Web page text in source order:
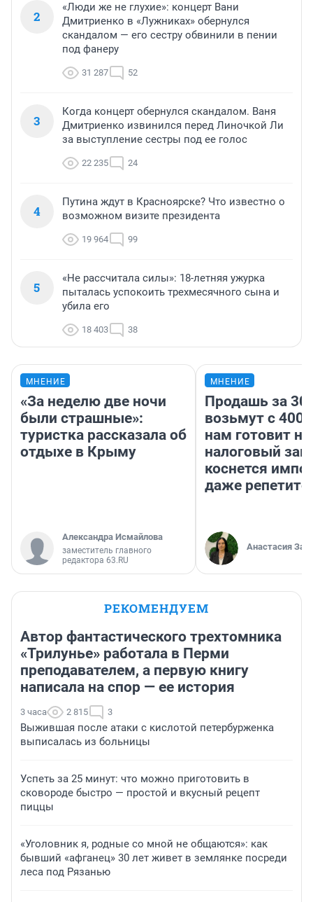
2
«Люди же не глухие»: концерт Вани
Дмитриенко в «Лужниках» обернулся
скандалом — его сестру обвинили в пении
под фанеру
31 287 52
3
Когда концерт обернулся скандалом. Ваня
Дмитриенко извинился перед Линочкой Ли
за выступление сестры под ее голос
22 235 24
4
Путина ждут в Красноярске? Что известно о
возможном визите президента
19 964 99
5
«Не рассчитала силы»: 18-летняя ужурка
пыталась успокоить трехмесячного сына и
убила его
18 403 38
МНЕНИЕ
«За неделю две ночи
были страшные»:
туристка рассказала об
отдыхе в Крыму
Александра Исмайлова
заместитель главного
редактора 63.RU
МНЕНИЕ
Продашь за
возьмут с
нам готовит
налоговый
коснется
даже
Анастасия
РЕКОМЕНДУЕМ
Автор фантастического трехтомника
«Трилунье» работала в Перми
преподавателем, а первую книгу
написала на спор — ее история
3 часа 2 815 3
Выжившая после атаки с кислотой петербурженка
выписалась из больницы
Успеть за 25 минут: что можно приготовить в
сковороде быстро — простой и вкусный рецепт
пиццы
«Уголовник я, родные со мной не общаются»: как
бывший «афганец» 30 лет живет в землянке посреди
леса под Рязанью